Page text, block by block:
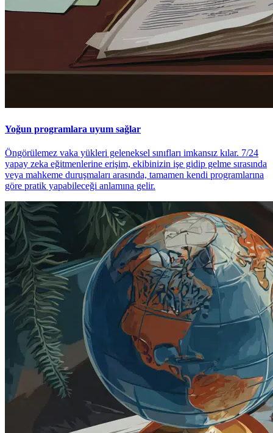
Yoğun programlara uyum sağlar
Öngörülemez vaka yükleri geleneksel sınıfları imkansız kılar. 7/24
yapay zeka eğitmenlerine erişim, ekibinizin işe gidip gelme sırasında
veya mahkeme duruşmaları arasında, tamamen kendi programlarına
göre pratik yapabileceği anlamına gelir.